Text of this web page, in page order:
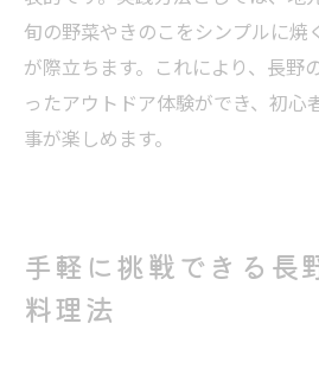
旬の野菜やきのこをシンプルに焼
が際立ちます。これにより、長野
ったアウトドア体験ができ、初心
事が楽しめます。
手軽に挑戦できる長
料理法